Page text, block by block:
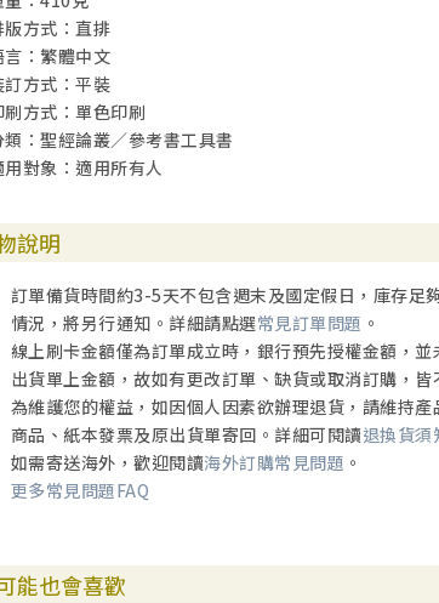
版方式：直排
言：繁體中文
訂方式：平裝
刷方式：單色印刷
類：聖經論叢／參考書工具書
用對象：適用所有人
說明
訂單備貨時間約3-5天不包含週末及國定假日，庫存足
情況，將另行通知。詳細請點選常見訂單問題 。
線上刷卡金額僅為訂單成立時，銀行預先授權金額，
出貨單上金額，故如有更改訂單、缺貨或取消訂購，皆
為維護您的權益，如因個人因素欲辦理退貨，請維持
商品、紙本發票及原出貨單寄回。詳細可閱讀退換貨須
如需寄送海外，歡迎閱讀海外訂購常見問題 。
更多常見問題FAQ
能也會喜歡